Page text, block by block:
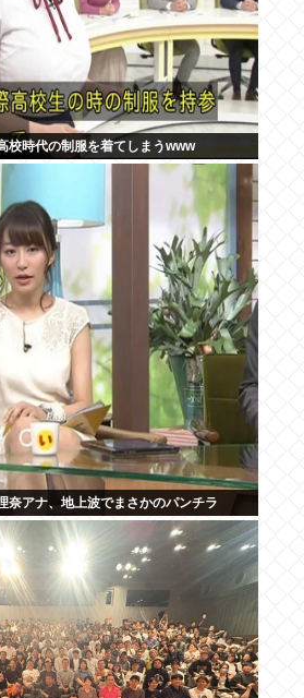
校時代の制服を着てしまうwww
奈アナ、地上波でまさかのパンチラ